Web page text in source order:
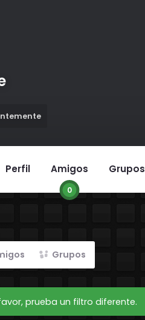
Perfil Amigos
0
Grupos
Grupos
prueba un filtro diferente.